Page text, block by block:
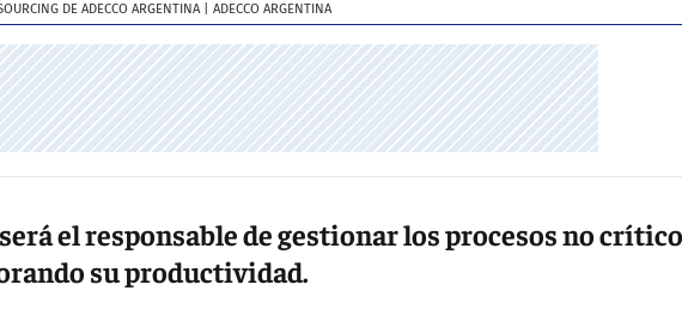
DE ADECCO ARGENTINA| ADECCO ARGENTINA
el responsable de gestionar los procesos no
su productividad.